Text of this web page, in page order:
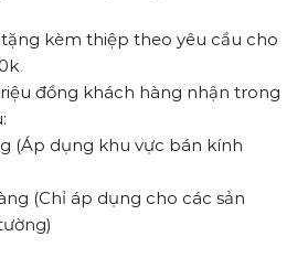
kèm thiệp theo yêu cầu cho
đồng khách hàng nhận trong
(Áp dụng khu vực bán kính
(Chỉ áp dụng cho các sản